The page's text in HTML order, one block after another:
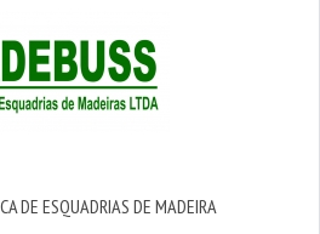
DE ESQUADRIAS DE MADEIRA